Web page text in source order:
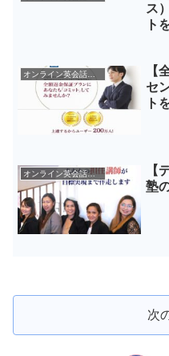
ス
ト
オンライン英会話一覧
【
セ
ト
オンライン英会話一覧
【
塾
次